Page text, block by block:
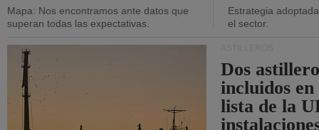
Mapa: Nos encontramos ante datos que
superan todas las expectativas.
Estrategia
el sector.
Dos
incluidos
lista de la